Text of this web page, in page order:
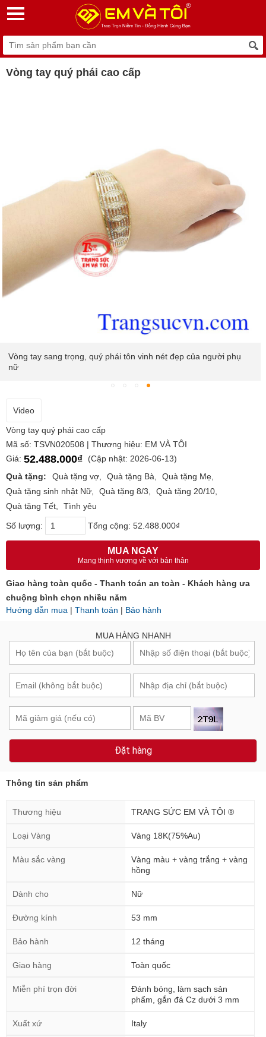
Vòng tay quý phái cao cấp
Vòng tay sang trọng, quý phái tôn vinh nét đẹp của người phụ
nữ
Video
Vòng tay quý phái cao cấp
Mã số: TSVN020508 | Thương hiệu: EM VÀ TÔI
Giá: 52.488.000₫
(Cập nhật: 2026-06-13)
Quà tặng:
Quà tặng vợ Quà tặng Bà
Quà tặng Mẹ
Quà tặng sinh nhật Nữ
Quà tặng 8/3
Quà tặng 20/10
Quà tặng Tết
Tình yêu
Số lượng: Tổng cộng: 52.488.000₫
MUA NGAY
Mang thịnh vượng về với bản thân
Giao hàng toàn quốc - Thanh toán an toàn - Khách hàng ưa
chuộng bình chọn nhiều năm
Hướng dẫn mua | Thanh toán | Bảo hành
MUA HÀNG NHANH
Đặt hàng
Thông tin sản phẩm
Thương hiệu TRANG SỨC EM VÀ TÔI ®
Loại Vàng Vàng 18K(75%Au)
Màu sắc vàng
Vàng màu + vàng trắng + vàng
hồng
Dành cho Nữ
Đường kính 53 mm
Bảo hành 12 tháng
Giao hàng Toàn quốc
Miễn phí trọn đời
Đánh bóng, làm sạch sản
phẩm, gắn đá Cz dưới 3 mm
Xuất xứ Italy